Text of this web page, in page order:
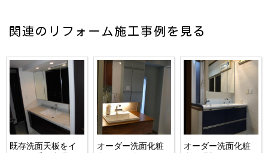
関連のリフォーム施工事例を見る
既存洗面天板をイ
オーダー洗面化粧
オーダー洗面化粧